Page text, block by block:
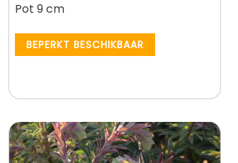
Pot 9 cm
BEPERKT BESCHIKBAAR